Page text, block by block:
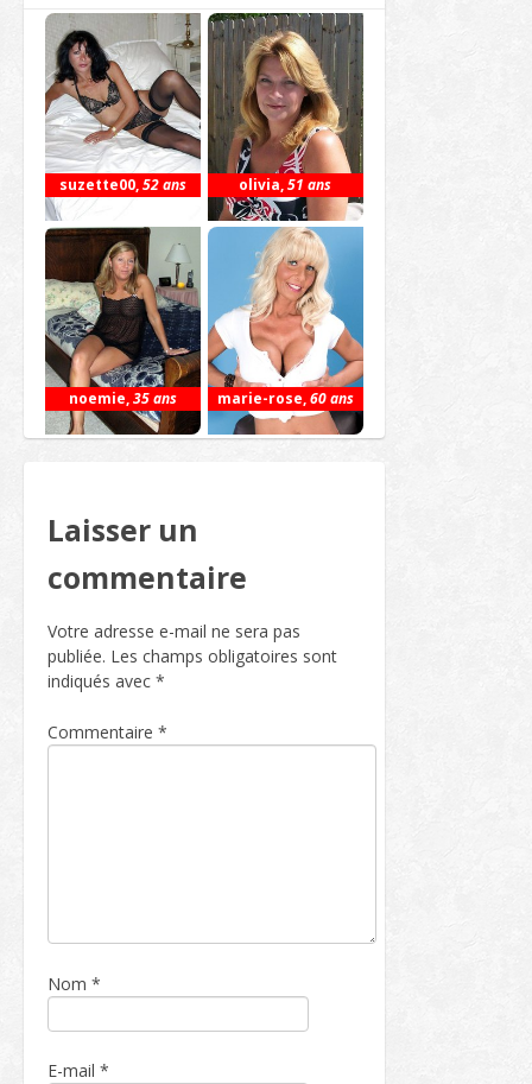
suzette00,52 ans olivia,51 ans
noemie,35 ans marie-rose,60 ans
Laisser un
commentaire
Votre adresse e-mail ne sera pas
publiée. Les champs obligatoires sont
indiqués avec *
Commentaire *
Nom *
E-mail *